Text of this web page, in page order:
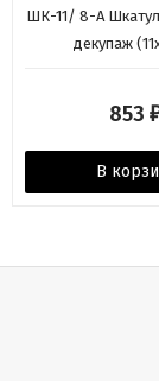
ШК-11/ 8-A
декупаж
853
В